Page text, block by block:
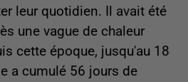
leur quotidien. Il avait été
une vague de chaleur
cette époque, jusqu'au 18
a cumulé 56 jours de